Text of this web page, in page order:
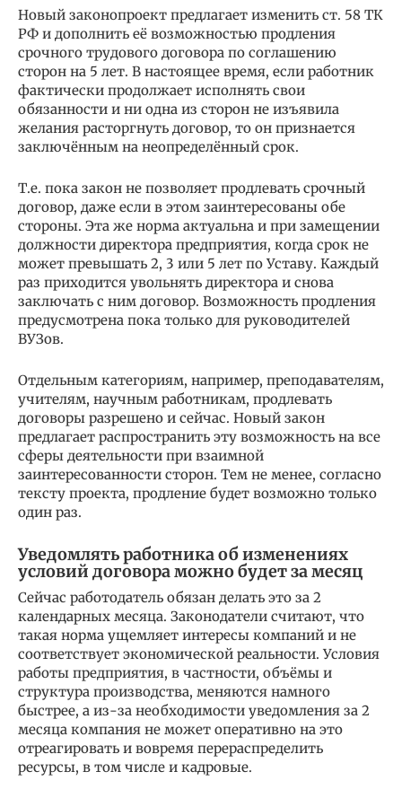
Новый законопроект предлагает изменить ст. 58 ТК
РФ и дополнить её возможностью продления
срочного трудового договора по соглашению
сторон на 5 лет. В настоящее время, если работник
фактически продолжает исполнять свои
обязанности и ни одна из сторон не изъявила
желания расторгнуть договор, то он признается
заключённым на неопределённый срок.
Т.е. пока закон не позволяет продлевать срочный
договор, даже если в этом заинтересованы обе
стороны. Эта же норма актуальна и при замещении
должности директора предприятия, когда срок не
может превышать 2, 3 или 5 лет по Уставу. Каждый
раз приходится увольнять директора и снова
заключать с ним договор. Возможность продления
предусмотрена пока только для руководителей
ВУЗов.
Отдельным категориям, например, преподавателям,
учителям, научным работникам, продлевать
договоры разрешено и сейчас. Новый закон
предлагает распространить эту возможность на все
сферы деятельности при взаимной
заинтересованности сторон. Тем не менее, согласно
тексту проекта, продление будет возможно только
один раз.
Уведомлять работника об изменениях
условий договора можно будет за месяц
Сейчас работодатель обязан делать это за 2
календарных месяца. Законодатели считают, что
такая норма ущемляет интересы компаний и не
соответствует экономической реальности. Условия
работы предприятия, в частности, объёмы и
структура производства, меняются намного
быстрее, а из-за необходимости уведомления за 2
месяца компания не может оперативно на это
отреагировать и вовремя перераспределить
ресурсы, в том числе и кадровые.